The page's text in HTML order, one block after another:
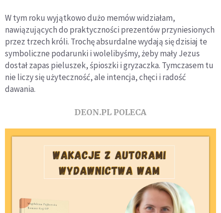
W tym roku wyjątkowo dużo memów widziałam,
nawiązujących do praktyczności prezentów przyniesionych
przez trzech króli. Trochę absurdalne wydają się dzisiaj te
symboliczne podarunki i wolelibyśmy, żeby mały Jezus
dostał zapas pieluszek, śpioszki i gryzaczka. Tymczasem tu
nie liczy się użyteczność, ale intencja, chęci i radość
dawania.
DEON.PL POLECA